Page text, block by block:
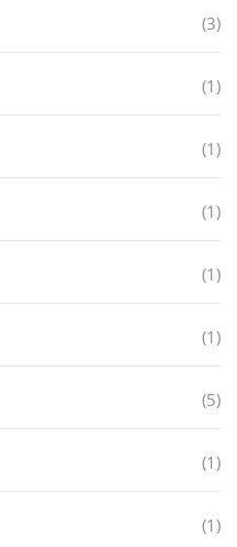
(3)
(1)
(1)
(1)
(1)
(1)
(5)
(1)
(1)